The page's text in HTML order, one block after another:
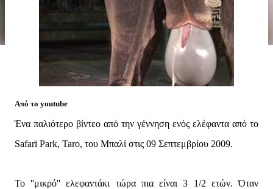
Από το youtube
Ένα παλιότερο βίντεο από την γέννηση ενός ελέφαντα από το
Safari Park, Taro, του Μπαλί στις 09 Σεπτεμβρίου 2009.
Το ''μικρό'' ελεφαντάκι τώρα πια είναι 3 1/2 ετών. Όταν